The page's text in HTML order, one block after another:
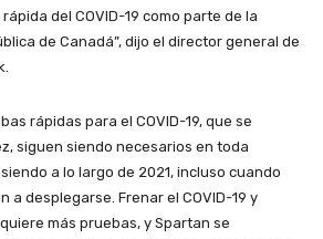
del COVID-19 como parte de la
de Canadá”, dijo el director general de
rápidas para el COVID-19, que se
siguen siendo necesarios en toda
a lo largo de 2021, incluso cuando
a desplegarse. Frenar el COVID-19 y
más pruebas, y Spartan se